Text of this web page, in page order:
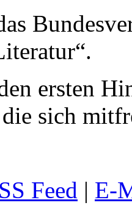
ersten
sich
Feed | E-